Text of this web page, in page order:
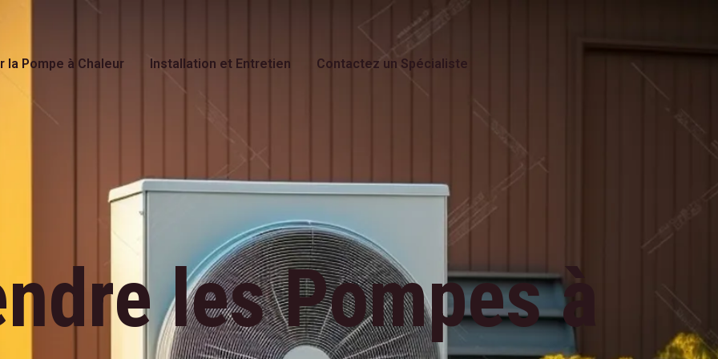
la Pompe à Chaleur Installation et Entretien Contactez un Spécialiste
les Pompes à